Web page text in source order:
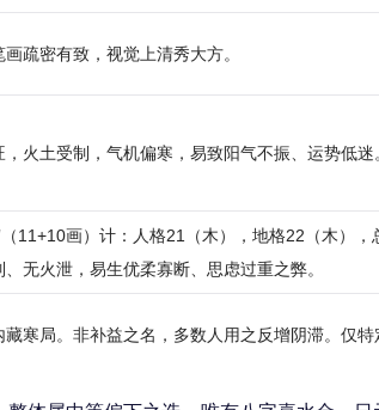
疏密有致，视觉上清秀大方。
火土受制，气机偏寒，易致阳气不振、运势低迷
（11+10画）计：人格21（木），地格22（木）
无火泄，易生优柔寡断、思虑过重之弊。
寒局。非补益之名，多数人用之反增阴滞。仅特